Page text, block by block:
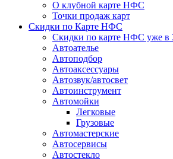
О клубной карте НФС
Точки продаж карт
Скидки по Карте НФС
Скидки по карте НФС уже в
Автоателье
Автоподбор
Автоаксессуары
Автозвук/автосвет
Автоинструмент
Автомойки
Легковые
Грузовые
Автомастерские
Автосервисы
Автостекло